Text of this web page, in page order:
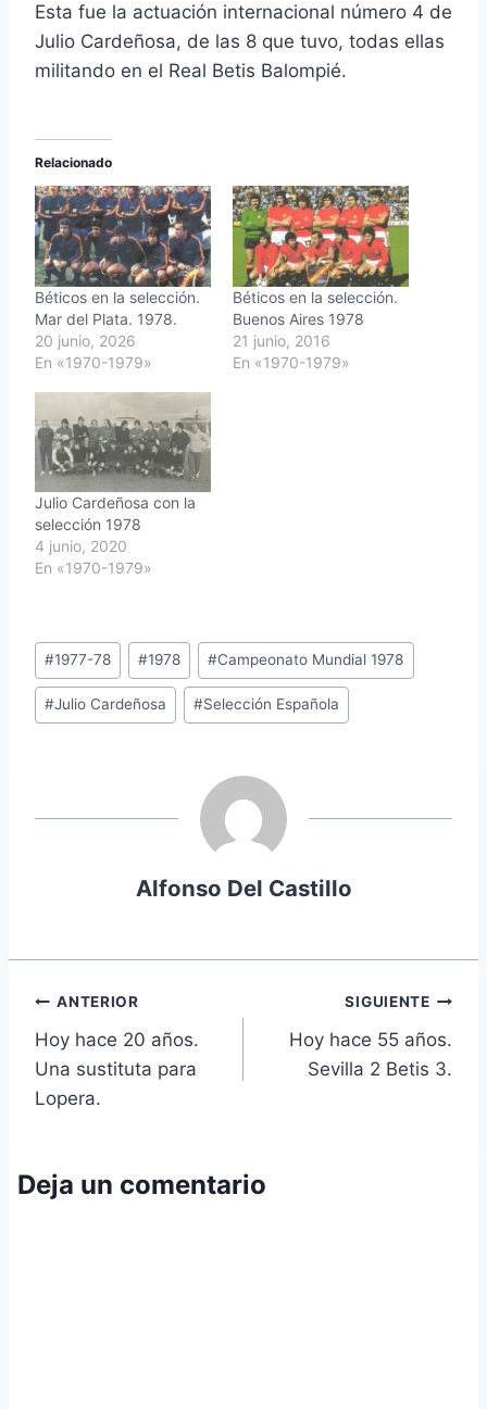
Esta fue la actuación internacional número 4 de
Julio Cardeñosa, de las 8 que tuvo, todas ellas
militando en el Real Betis Balompié.
Relacionado
Béticos en la selección.
Mar del Plata. 1978.
20 junio, 2026
En «1970-1979»
Béticos en la selección.
Buenos Aires 1978
21 junio, 2016
En «1970-1979»
Julio Cardeñosa con la
selección 1978
4 junio, 2020
En «1970-1979»
Etiquetas
de
la
#1977-78 #1978 #Campeonato Mundial 1978
#Julio Cardeñosa #Selección Española
Alfonso Del Castillo
Navegación
de
entradas
ANTERIOR
Hoy hace 20 años.
Una sustituta para
Lopera.
SIGUIENTE
Hoy hace 55 años.
Sevilla 2 Betis 3.
Deja un comentario